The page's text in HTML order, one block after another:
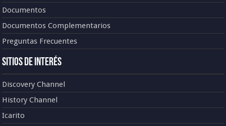
Documentos
Documentos Complementarios
Preguntas Frecuentes
Sitios de Interés
Discovery Channel
History Channel
Icarito